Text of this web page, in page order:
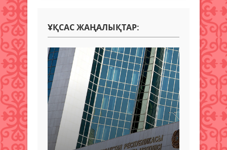
ҰҚСАС ЖАҢАЛЫҚТАР: